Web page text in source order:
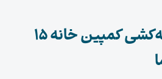
زمان برگزاری قرعه‌کشی کمپین خانه ۱۵